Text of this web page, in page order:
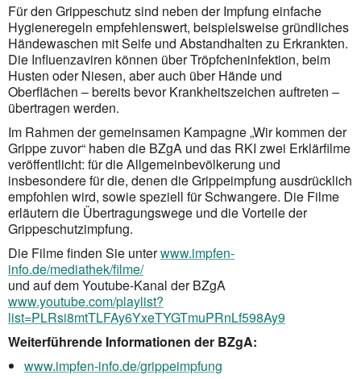
Für den Grippeschutz sind neben der Impfung einfache
Hygieneregeln empfehlenswert, beispielsweise gründ­liches
Händewaschen mit Seife und Abstandhalten zu Erkrankten.
Die Influenzaviren können über Tröpfcheninfektion, beim
Husten oder Niesen, aber auch über Hände und
Oberflächen – bereits bevor Krankheitszeichen auftreten –
übertragen werden.
Im Rahmen der gemeinsamen Kampagne „Wir kommen der
Grippe zuvor“ haben die BZgA und das RKI zwei Erklärfilme
veröffentlicht: für die Allgemeinbevölkerung und
insbesondere für die, denen die Grippe­impfung ausdrücklich
empfohlen wird, sowie speziell für Schwangere. Die Filme
erläutern die Übertragungs­wege und die Vorteile der
Grippeschutzimpfung.
Die Filme finden Sie unterwww.impfen-
info.de/mediathek/filme/
und auf dem Youtube-Kanal der BZgA
www.youtube.com/playlist?
list=PLRsi8mtTLFAy6YxeTYGTmuPRnLf598Ay9
Weiterführende Informationen der BZgA:
www.impfen-info.de/grippeimpfung